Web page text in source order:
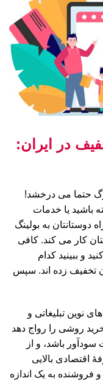
در ایران:
حتما می درخشد!
باشید یا خدمات
دوستانتان به بولینگ
کار می کند. کافی
و ببینید کدام
تخفیف زده اند. سپس
نوین تبلیغاتی و
روشی را رواج دهد
باشد، و از
اقتصادی بالایی
فروشنده به یک اندازه